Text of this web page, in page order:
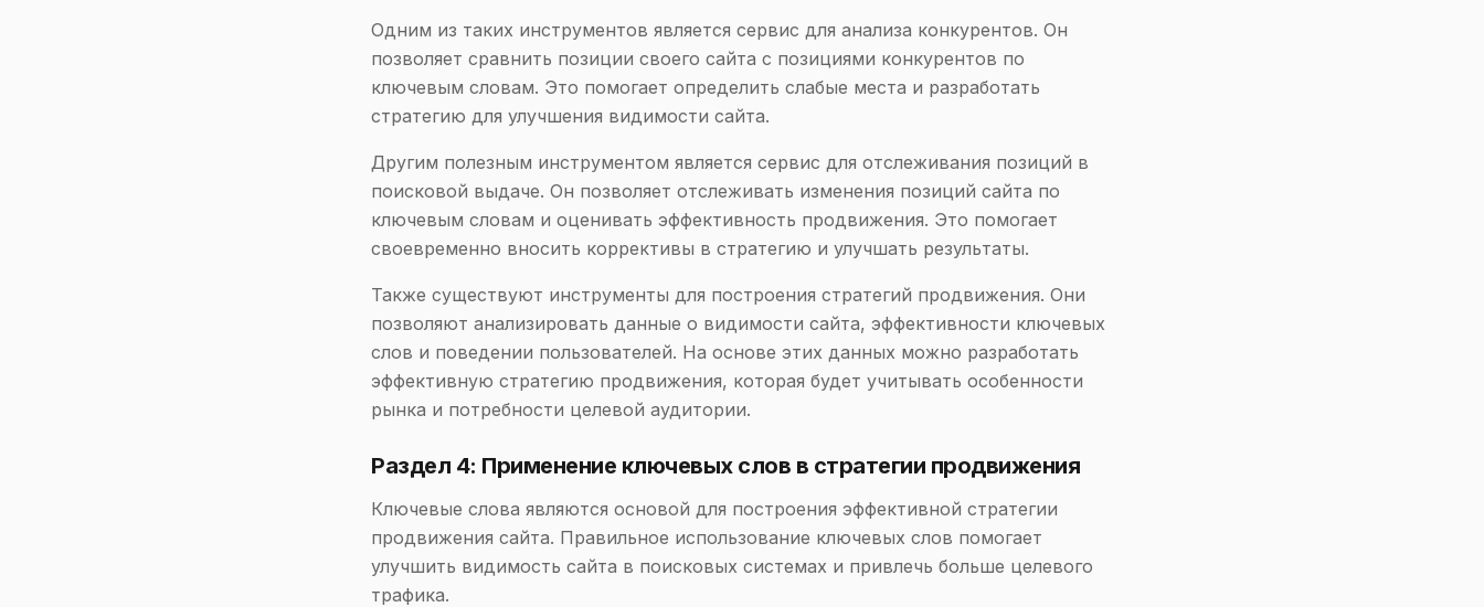
Одним из таких инструментов является сервис для анализа конкурентов. Он
позволяет сравнить позиции своего сайта с позициями конкурентов по
ключевым словам. Это помогает определить слабые места и разработать
стратегию для улучшения видимости сайта.
Другим полезным инструментом является сервис для отслеживания позиций в
поисковой выдаче. Он позволяет отслеживать изменения позиций сайта по
ключевым словам и оценивать эффективность продвижения. Это помогает
своевременно вносить коррективы в стратегию и улучшать результаты.
Также существуют инструменты для построения стратегий продвижения. Они
позволяют анализировать данные о видимости сайта, эффективности ключевых
слов и поведении пользователей. На основе этих данных можно разработать
эффективную стратегию продвижения, которая будет учитывать особенности
рынка и потребности целевой аудитории.
Раздел 4: Применение ключевых слов в стратегии продвижения
Ключевые слова являются основой для построения эффективной стратегии
продвижения сайта. Правильное использование ключевых слов помогает
улучшить видимость сайта в поисковых системах и привлечь больше целевого
трафика.